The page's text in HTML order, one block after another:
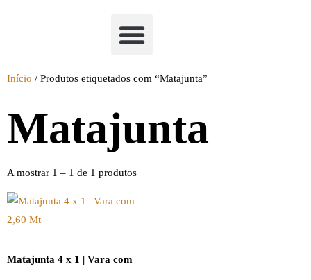
Início / Produtos etiquetados com “Matajunta”
Matajunta
A mostrar 1 – 1 de 1 produtos
Matajunta 4 x 1 | Vara com